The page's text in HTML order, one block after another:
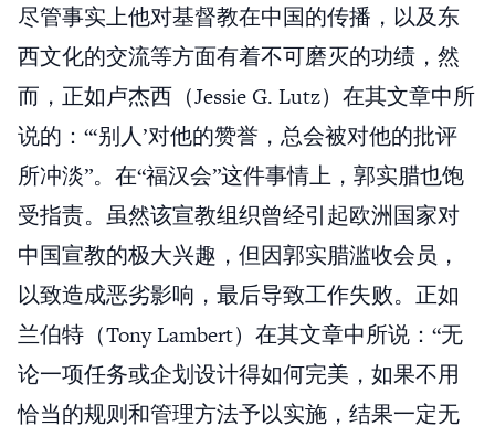
尽管事实上他对基督教在中国的传播，以及东
西文化的交流等方面有着不可磨灭的功绩，然
而，正如卢杰西（Jessie G. Lutz）在其文章中所
说的：“‘别人’对他的赞誉，总会被对他的批评
所冲淡”。在“福汉会”这件事情上，郭实腊也饱
受指责。虽然该宣教组织曾经引起欧洲国家对
中国宣教的极大兴趣，但因郭实腊滥收会员，
以致造成恶劣影响，最后导致工作失败。正如
兰伯特（Tony Lambert）在其文章中所说：“无
论一项任务或企划设计得如何完美，如果不用
恰当的规则和管理方法予以实施，结果一定无